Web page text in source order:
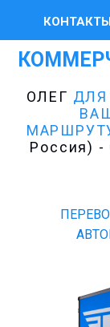
ОЛЕГ ДЛЯ
Россия) -